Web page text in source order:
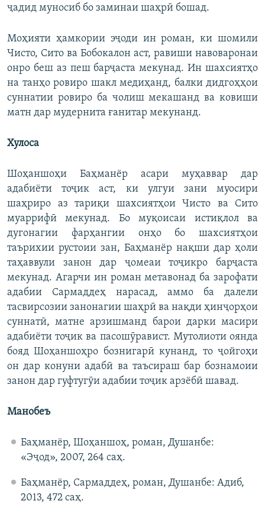
ҷадид муносиб бо заминаи шаҳрӣ бошад.
Моҳияти ҳамкории эҷоди ин роман, ки шомили
Чисто, Сито ва Бобокалон аст, равиши навоваронаи
онро беш аз пеш барҷаста мекунад. Ин шахсиятҳо
на танҳо ровиро шакл медиҳанд, балки дидгоҳҳои
суннатии ровиро ба чолиш мекашанд ва ковиши
матн дар мудернита ғанитар мекунанд.
Хулоса
Шоҳаншоҳи Баҳманёр асари муҳаввар дар
адабиёти тоҷик аст, ки улгуи зани муосири
шаҳриро аз тариқи шахсиятҳои Чисто ва Сито
муаррифӣ мекунад. Бо муқоисаи истиқлол ва
дугонагии фарҳангии онҳо бо шахсиятҳои
таърихии рустоии зан, Баҳманёр нақши дар ҳоли
таҳаввули занон дар ҷомеаи тоҷикро барҷаста
мекунад. Агарчи ин роман метавонад ба зарофати
адабии Сармаддеҳ нарасад, аммо ба далели
тасвирсозии занонагии шаҳрӣ ва нақди ҳинҷорҳои
суннатӣ, матне арзишманд барои дарки масири
адабиёти тоҷик ва пасошӯравист. Мутолиоти оянда
бояд Шоҳаншоҳро бознигарӣ кунанд, то ҷойгоҳи
он дар конуни адабӣ ва таъсираш бар бознамоии
занон дар гуфтугӯи адабии тоҷик арзёбӣ шавад.
Манобеъ
Баҳманёр, Шоҳаншоҳ, роман, Душанбе:
«Эҷод», 2007, 264 саҳ.
Баҳманёр, Сармаддеҳ, роман, Душанбе: Адиб,
2013, 472 саҳ.